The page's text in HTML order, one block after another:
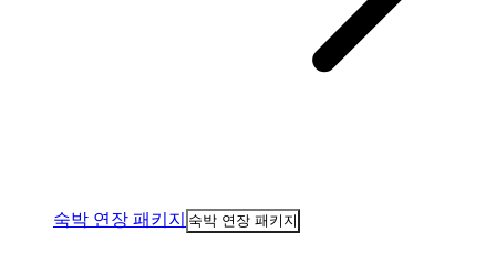
숙박 연장 패키지 숙박 연장 패키지